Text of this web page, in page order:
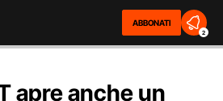
ABBONATI
2
apre anche un